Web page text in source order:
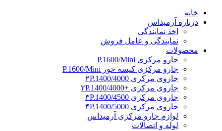
خانه
درباره آرمیداس
اخذ نمایندگی
نمایندگی و عامل فروش
محصولات
جارو مرکزی P.1600/Mini
جارو مرکزی کیسه خور P.1600/Mini
جاروی مرکزی ۲P.1400/4000
جاروی مرکزی +۲P.1400/4000
جاروی مرکزی ۳P.1400/4500
جاروی مرکزی ۴P.1400/5000
لوازم جارو مرکزی آرمیداس
لوله و اتصالات